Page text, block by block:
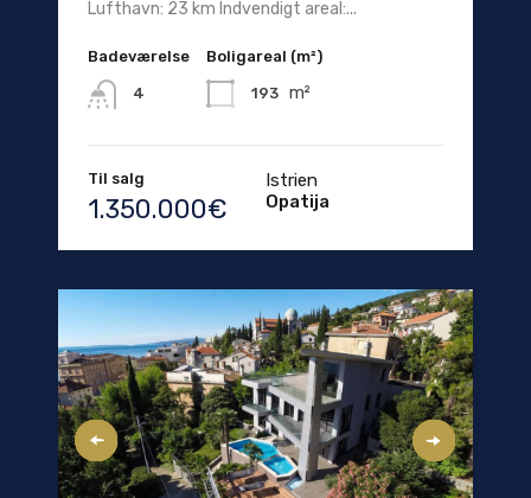
Lufthavn: 23 km Indvendigt areal:...
Badeværelse
4
Boligareal (m²)
193 m²
Til salg
1.350.000€
Istrien
Opatija